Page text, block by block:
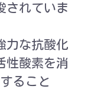
されていま
力な抗酸化
性酸素を消
ること